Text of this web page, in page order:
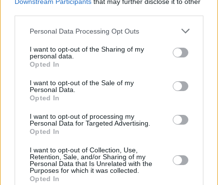
Personal Data Processing Opt Outs
I want to opt-out of the Sharing of my
personal data.
Opted In
I want to opt-out of the Sale of my
Personal Data.
Opted In
I want to opt-out of processing my
Personal Data for Targeted Advertising.
Opted In
I want to opt-out of Collection, Use,
Retention, Sale, and/or Sharing of my
Personal Data that Is Unrelated with the
Purposes for which it was collected.
Opted In